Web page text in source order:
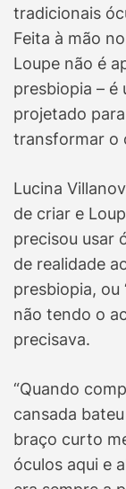
tradicionais
Feita à mão
Loupe não é
presbiopia – é
projetado
transformar o
Lucina
de criar e
precisou usar
de realidade
presbiopia, ou
não tendo o
precisava.
“Quando
cansada
braço curto
óculos aqui e